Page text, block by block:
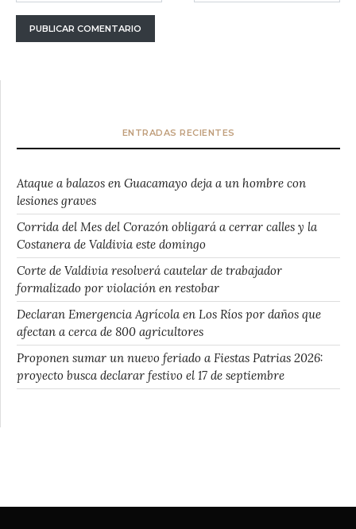
ENTRADAS RECIENTES
Ataque a balazos en Guacamayo deja a un hombre con
lesiones graves
Corrida del Mes del Corazón obligará a cerrar calles y la
Costanera de Valdivia este domingo
Corte de Valdivia resolverá cautelar de trabajador
formalizado por violación en restobar
Declaran Emergencia Agrícola en Los Ríos por daños que
afectan a cerca de 800 agricultores
Proponen sumar un nuevo feriado a Fiestas Patrias 2026:
proyecto busca declarar festivo el 17 de septiembre